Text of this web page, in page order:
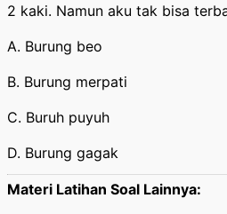
2 kaki. Namun aku tak bisa
A. Burung beo
B. Burung merpati
C. Buruh puyuh
D. Burung gagak
Materi Latihan Soal Lainnya: